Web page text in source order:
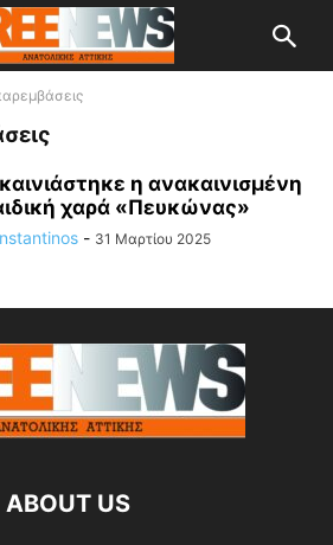
η ανακαινισμένη
χαρά «Πευκώνας»
- 31 Μαρτίου 2025
ABOUT US